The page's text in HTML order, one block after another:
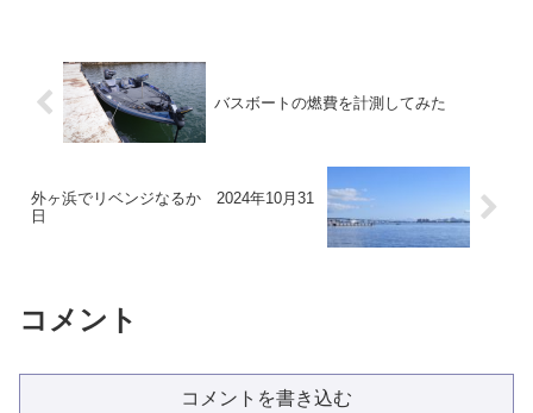
バスボートの燃費を計測してみた
外ヶ浜でリベンジなるか 2024年10月31
日
コメント
コメントを書き込む